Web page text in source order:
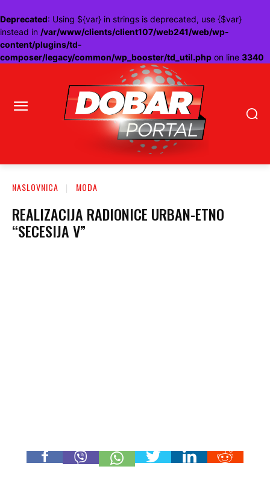
Deprecated: Using ${var} in strings is deprecated, use {$var}
instead in /var/www/clients/client107/web241/web/wp-
content/plugins/td-
composer/legacy/common/wp_booster/td_util.php on line 3340
NASLOVNICA MODA
REALIZACIJA RADIONICE URBAN-ETNO
“SECESIJA V”